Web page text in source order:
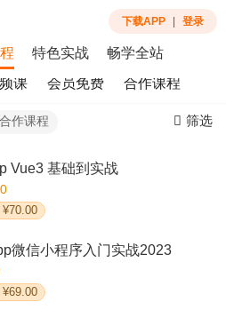
下载APP 登录
特色实战 畅学全站
课 会员免费 合作课程
合作课程 筛选
Vue3 基础到实战
¥70.00
微信小程序入门实战2023
¥69.00